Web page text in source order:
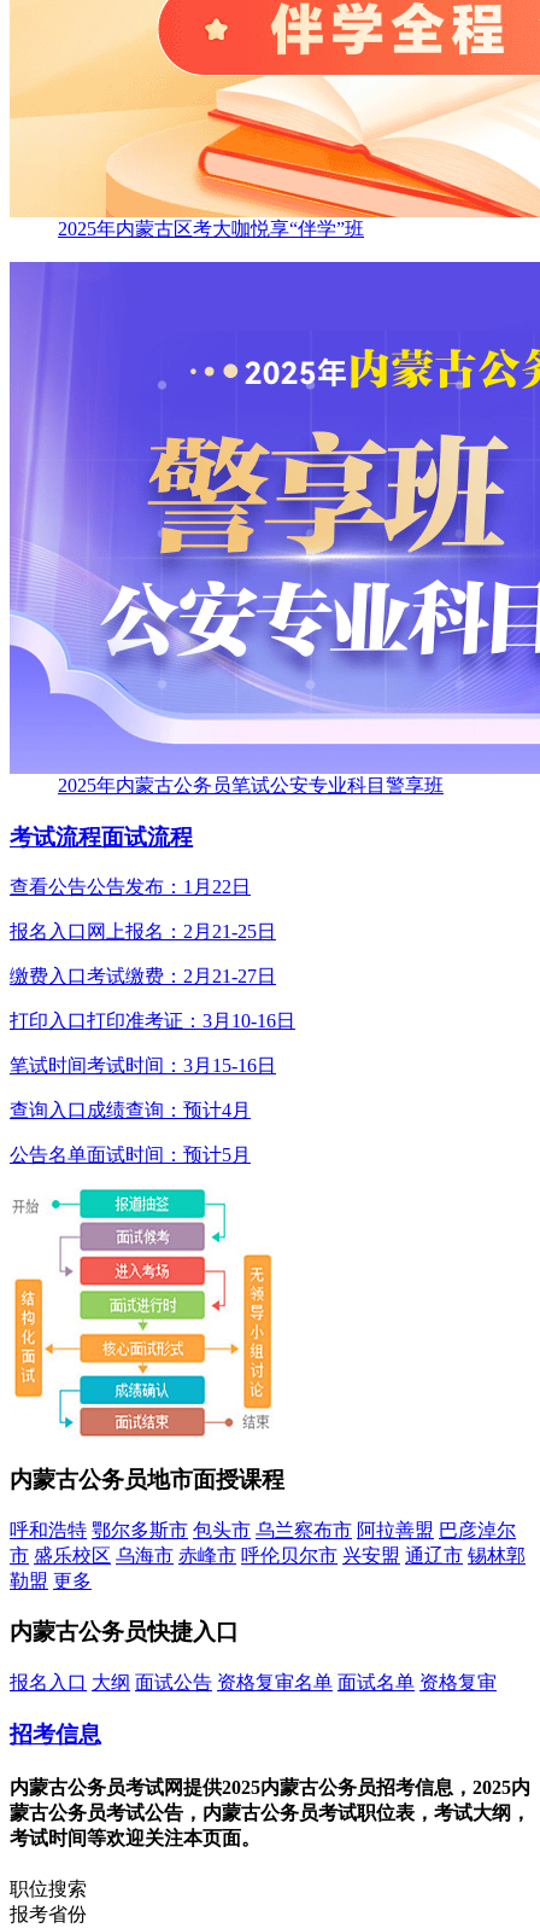
2025年内蒙古区考大咖悦享“伴学”班
2025年内蒙古公务员笔试公安专业科目警享班
考试流程面试流程
查看公告公告发布：1月22日
报名入口 网上报名：2月21-25日
缴费入口考试缴费：2月21-27日
打印入口打印准考证：3月10-16日
笔试时间考试时间：3月15-16日
查询入口 成绩查询：预计4月
公告名单面试时间：预计5月
内蒙古公务员地市面授课程
呼和浩特 鄂尔多斯市 包头市 乌兰察布市 阿拉善盟 巴彦淖尔
市 盛乐校区 乌海市 赤峰市 呼伦贝尔市 兴安盟 通辽市 锡林郭
勒盟 更多
内蒙古公务员快捷入口
报名入口 大纲 面试公告 资格复审名单 面试名单 资格复审
招考信息
内蒙古公务员考试网提供2025内蒙古公务员招考信息，2025内
蒙古公务员考试公告，内蒙古公务员考试职位表，考试大纲，
考试时间等欢迎关注本页面。
职位搜索
报考省份